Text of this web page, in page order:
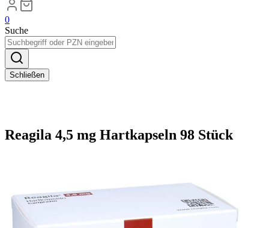
0
Suche
Schließen
Reagila 4,5 mg Hartkapseln 98 Stück